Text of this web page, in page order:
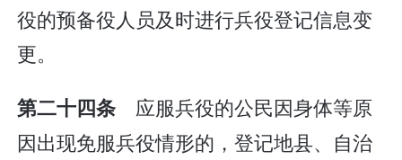
役的预备役人员及时进行兵役登记信息变
更。
第二十四条 应服兵役的公民因身体等原
因出现免服兵役情形的，登记地县、自治